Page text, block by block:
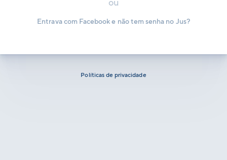
Entrava com Facebook e não tem senha no Jus?
Políticas de privacidade